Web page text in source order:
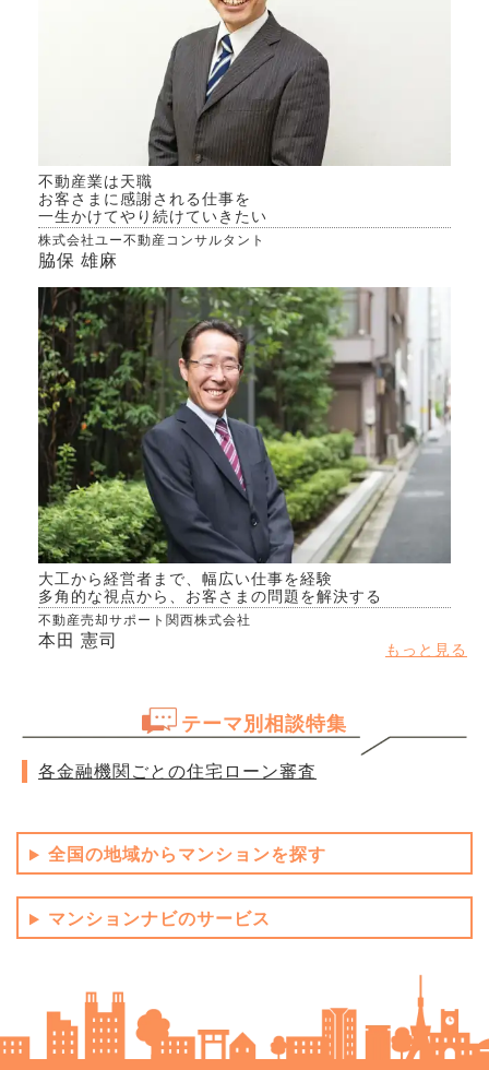
不動産業は天職
お客さまに感謝される仕事を
一生かけてやり続けていきたい
株式会社ユー不動産コンサルタント
脇保 雄麻
大工から経営者まで、幅広い仕事を経験
多角的な視点から、お客さまの問題を解決する
不動産売却サポート関西株式会社
本田 憲司 もっと見る
テーマ別相談特集
各金融機関ごとの住宅ローン審査
全国の地域からマンションを探す
マンションナビのサービス